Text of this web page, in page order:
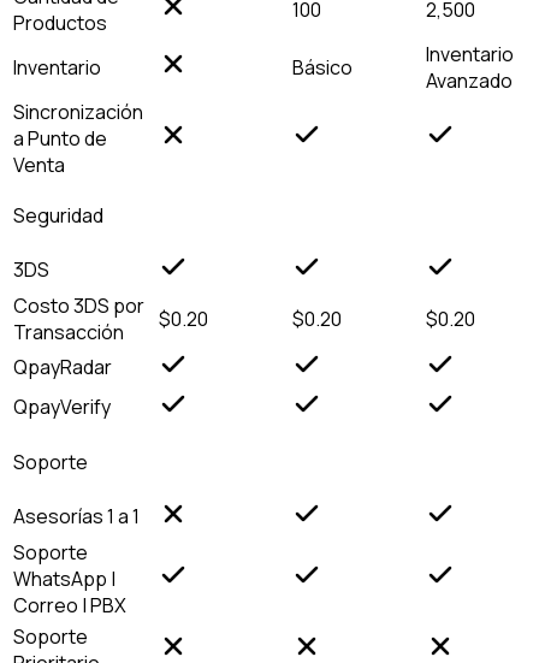
Productos
100 2,500
Inventario Básico
Inventario
Avanzado
Sincronización
a Punto de
Venta
Seguridad
3DS
Costo 3DS por
Transacción
$0.20 $0.20
$0.20
QpayRadar
QpayVerify
Soporte
Asesorías 1 a 1
Soporte
WhatsApp |
Correo | PBX
Soporte